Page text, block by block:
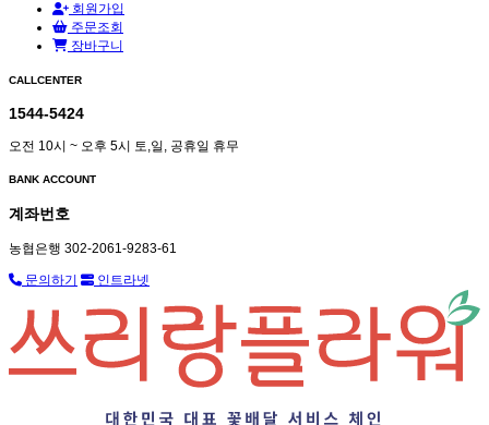
회원가입
주문조회
장바구니
CALLCENTER
1544-5424
오전 10시 ~ 오후 5시 토,일, 공휴일 휴무
BANK ACCOUNT
계좌번호
농협은행 302-2061-9283-61
문의하기 인트라넷